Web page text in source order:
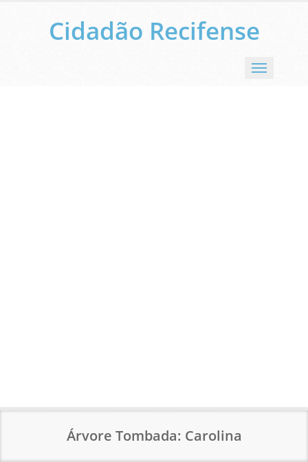
Cidadão Recifense
Menu
Árvore Tombada: Carolina